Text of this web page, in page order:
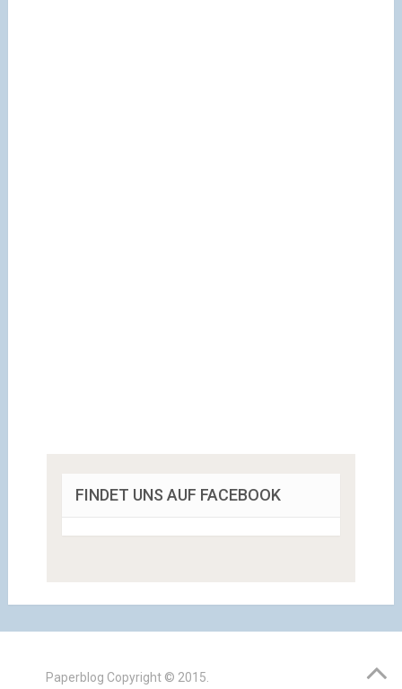
FINDET UNS AUF FACEBOOK
Paperblog Copyright © 2015.